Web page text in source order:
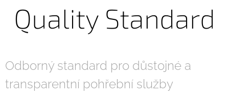
Quality Standard
Odborný standard pro důstojné a
transparentní pohřební služby